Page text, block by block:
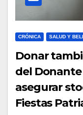
CRÓNICA SALUD Y
Donar
del
asegurar
Fiestas